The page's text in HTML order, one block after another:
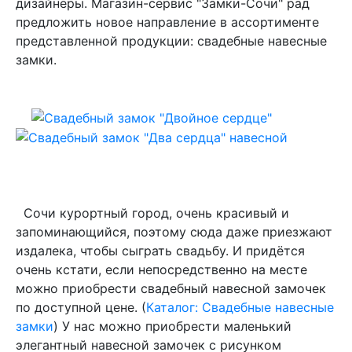
дизайнеры. Магазин-сервис "Замки-Сочи" рад
предложить новое направление в ассортименте
представленной продукции: свадебные навесные
замки.
Сочи курортный город, очень красивый и
запоминающийся, поэтому сюда даже приезжают
издалека, чтобы сыграть свадьбу. И придётся
очень кстати, если непосредственно на месте
можно приобрести свадебный навесной замочек
по доступной цене. (Каталог: Свадебные навесные
замки) У нас можно приобрести маленький
элегантный навесной замочек с рисунком